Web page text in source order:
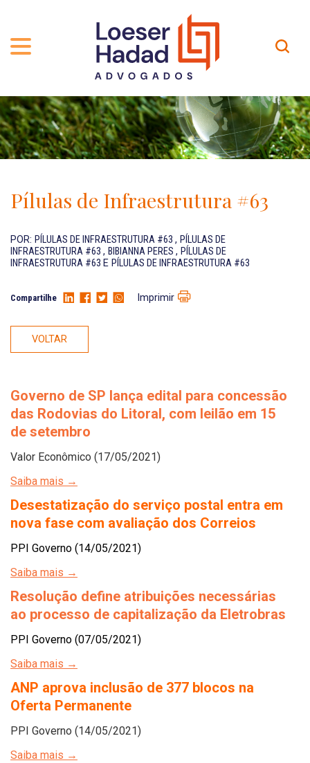
QUEM SOMOS
TRAJETÓRIA
INCLUSÃO E DIVERSIDADE
PRÊMIOS
ÁREAS DE ATUAÇÃO
PROFISSIONAIS
CARREIRA
Contato
Localização
Pílulas de Infraestrutura #63
POR: PÍLULAS DE INFRAESTRUTURA #63 , PÍLULAS DE
INFRAESTRUTURA #63 , BIBIANNA PERES , PÍLULAS DE
INFRAESTRUTURA #63 E PÍLULAS DE INFRAESTRUTURA #63
Compartilhe Imprimir
VOLTAR
Governo de SP lança edital para concessão
das Rodovias do Litoral, com leilão em 15
de setembro
Valor Econômico (17/05/2021)
Saiba mais →
Desestatização do serviço postal entra em
nova fase com avaliação dos Correios
PPI Governo (14/05/2021)
Saiba mais →
Resolução define atribuições necessárias
ao processo de capitalização da Eletrobras
PPI Governo (07/05/2021)
Saiba mais →
ANP aprova inclusão de 377 blocos na
Oferta Permanente
PPI Governo (14/05/2021)
Saiba mais →